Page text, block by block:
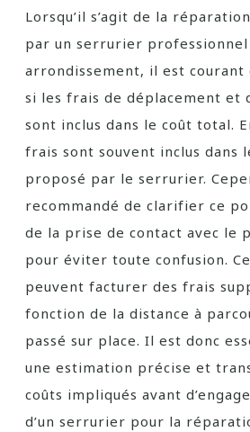
Lorsqu’il s’agit de la
par un serrurier professionnel
arrondissement, il est courant
si les frais de déplacement et
sont inclus dans le coût total.
frais sont souvent inclus dans
proposé par le serrurier.
recommandé de clarifier ce
de la prise de contact avec le
pour éviter toute confusion.
peuvent facturer des frais
fonction de la distance à
passé sur place. Il est donc
une estimation précise et
coûts impliqués avant
d’un serrurier pour la